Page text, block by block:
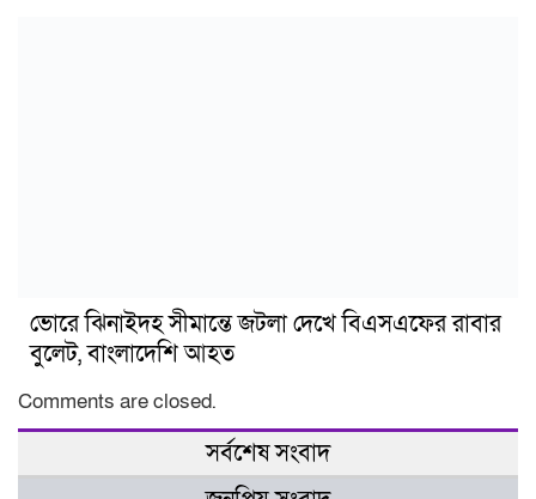
ভোরে ঝিনাইদহ সীমান্তে জটলা দেখে বিএসএফের রাবার
বুলেট, বাংলাদেশি আহত
Comments are closed.
সর্বশেষ সংবাদ